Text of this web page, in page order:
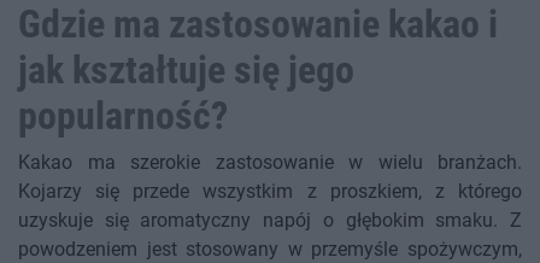
Gdzie ma zastosowanie kakao i
jak kształtuje się jego
popularność?
Kakao ma szerokie zastosowanie w wielu branżach.
Kojarzy się przede wszystkim z proszkiem, z którego
uzyskuje się aromatyczny napój o głębokim smaku. Z
powodzeniem jest stosowany w przemyśle spożywczym,